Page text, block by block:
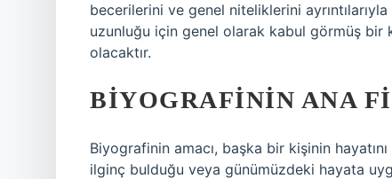
becerilerini ve genel niteliklerini
uzunluğu için genel olarak kabul görmüş bir
olacaktır.
BIYOGRAFININ ANA
Biyografinin amacı, başka bir kişinin
ilginç bulduğu veya günümüzdeki hayata